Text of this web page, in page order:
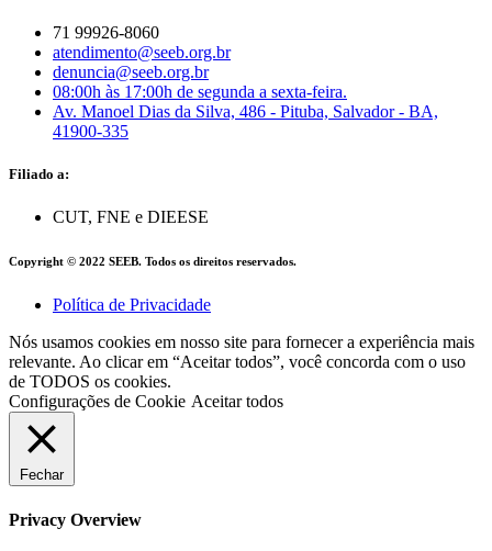
71 99926-8060
atendimento@seeb.org.br
denuncia@seeb.org.br
08:00h às 17:00h de segunda a sexta-feira.
Av. Manoel Dias da Silva, 486 - Pituba, Salvador - BA,
41900-335
Filiado a:
CUT, FNE e DIEESE
Copyright © 2022 SEEB. Todos os direitos reservados.
Política de Privacidade
Nós usamos cookies em nosso site para fornecer a experiência mais
relevante. Ao clicar em “Aceitar todos”, você concorda com o uso
de TODOS os cookies.
Configurações de Cookie Aceitar todos
Fechar
Privacy Overview